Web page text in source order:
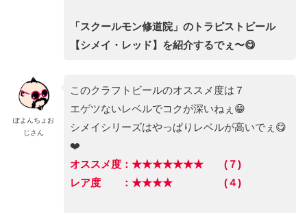
「スクールモン修道院」のトラピストビール
【シメイ・レッド】を紹介するでぇ〜😋
ぽよんちょお
じさん
このクラフトビールのオススメ度は７
エゲツないレベルでコクが深いねぇ😁
シメイシリーズはやっぱりレベルが高いでぇ😋
❤️
オススメ度：★★★★★★★ (７)
レア度 ：★★★★ (４)